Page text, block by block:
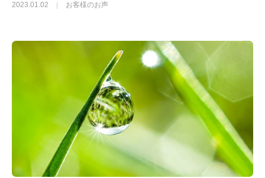
2023.01.02 お客様のお声